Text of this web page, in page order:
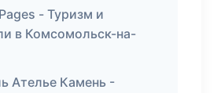
- Туризм и
в Комсомольск-на-
Ателье Камень -